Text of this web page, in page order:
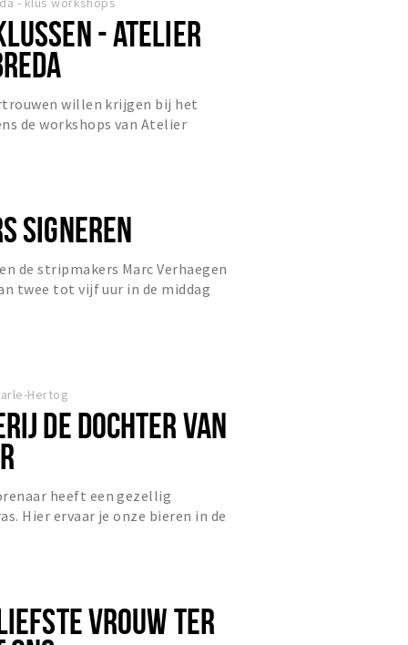
- ATELIER
willen krijgen bij het
de workshops van Atelier
SIGNEREN
de stripmakers Marc Verhaegen
twee tot vijf uur in de middag
Hertog
DE DOCHTER VAN
heeft een gezellig
Hier ervaar je onze bieren in de
VROUW TER